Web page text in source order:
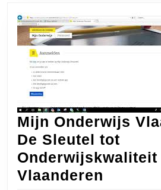
Mijn Onderwijs
De Sleutel tot
Onderwijskwaliteit
Vlaanderen